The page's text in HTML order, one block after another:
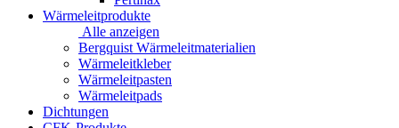
Wärmeleitprodukte
Alle anzeigen
Bergquist Wärmeleitmaterialien
Wärmeleitkleber
Wärmeleitpasten
Wärmeleitpads
Dichtungen